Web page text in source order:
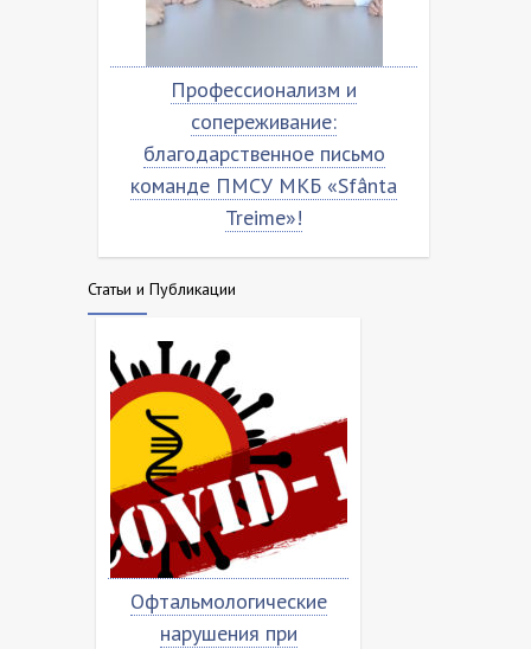
МКБ «Sfânta
Благодарственное письмо
команде МКБ ”Sfânta Treime”
Статьи и Публикации
Насколько вирус
«коронован»?